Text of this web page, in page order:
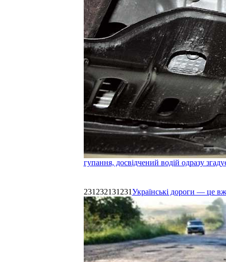
гупання, досвідчений водій одразу
231232131231Українські дороги — це